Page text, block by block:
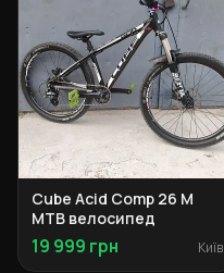
Cube Acid Comp 26 M
MTB велосипед
19 999 грн Київ